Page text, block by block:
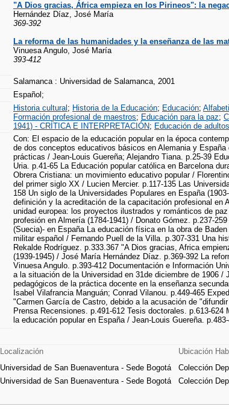
"A Dios gracias, África empieza en los Pirineos": la
Hernández Díaz, José María
369-392
La reforma de las humanidades y la enseñanza de las
Vinuesa Angulo, José María
393-412
Salamanca : Universidad de Salamanca, 2001
Español;
Historia cultural ; Historia de la Educación; Educación;
Formación profesional de maestros; Educación para la paz;
1941) - CRÍTICA E INTERPRETACIÓN; Educación de adultos
Con: El espacio de la educación popular en la época
de dos conceptos educativos básicos en Alemania y
prácticas / Jean-Louis Guereña; Alejandro Tiana. p.25-39
Uria. p.41-65 La Educación popular católica en Barcelona
Obrera Cristiana: un movimiento educativo popular /
del primer siglo XX / Lucien Mercier. p.117-135 Las
158 Un siglo de la Universidades Populares en España
definición y la acreditación de la capacitación profesional en
unidad europea: los proyectos ilustrados y románticos de
profesión en Almería (1784-1941) / Donato Gómez. p.237-
(Suecia)- en España La educación física en la obra de
militar español / Fernando Puell de la Villa. p.307-331 Una
Rekalde Rodríguez. p.333.367 "A Dios gracias, Africa
(1939-1945) / José María Hernández Díaz. p.369-392 La
Vinuesa Angulo. p.393-412 Documentación e Información
a la situación de la Universidad en 31de diciembre de 1906
pedagógicos de la práctica docente en la enseñanza
Isabel Vilafrancia Manguán; Conrad Vilanou. p.449-465
"Carmen García de Castro, debido a la acusación de
Prensa Recensiones. p.491-612 Tesis doctorales. p.613-
la educación popular en España / Jean-Louis Guereña.
Localización Ubicación
Universidad de San Buenaventura - Sede Bogotá Colección
Universidad de San Buenaventura - Sede Bogotá
Colección